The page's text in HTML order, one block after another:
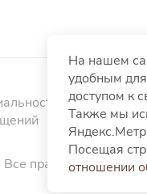
Политика
права защищены.
На нашем
удобным
доступом к
Также мы
Посещая
отношении